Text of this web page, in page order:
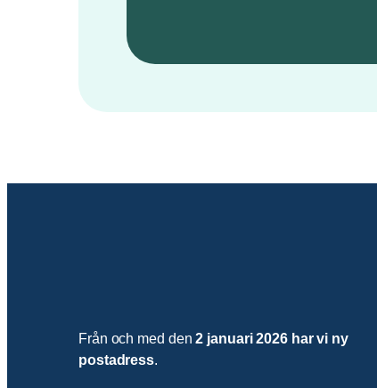
Från och med den2 januari 2026 har vi ny
postadress.